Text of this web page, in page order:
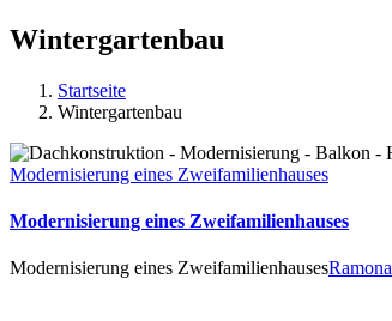
Wintergartenbau
Startseite
Wintergartenbau
Modernisierung eines Zweifamilienhauses
Modernisierung eines Zweifamilienhauses
Modernisierung eines ZweifamilienhausesRamona